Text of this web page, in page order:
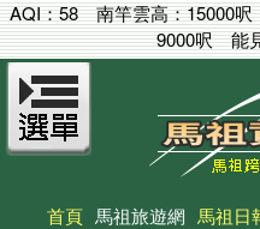
AQI：58 南竿雲高：15000呎
9000呎能
首頁 馬祖旅遊網 馬祖日